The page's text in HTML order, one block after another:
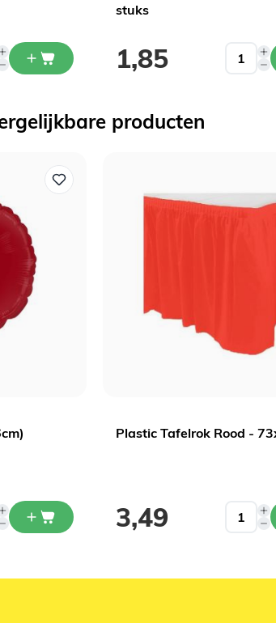
stuks
1,85
producten
Plastic Tafelrok Rood -
3,49